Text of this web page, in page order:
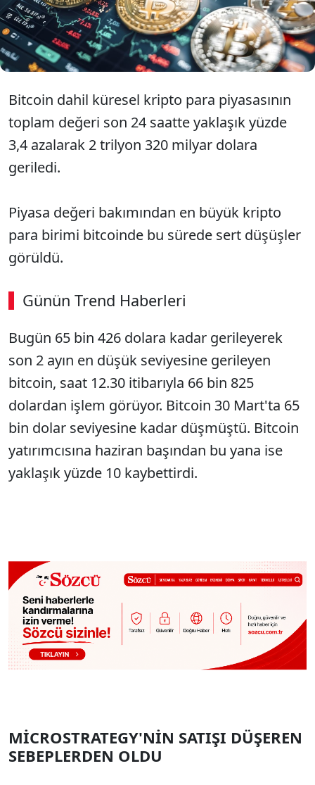
olan 65 bin 426 dolara kadar geriledi.
Bitcoin dahil küresel kripto para piyasasının
toplam değeri son 24 saatte yaklaşık yüzde
3,4 azalarak 2 trilyon 320 milyar dolara
geriledi.
Piyasa değeri bakımından en büyük kripto
para birimi bitcoinde bu sürede sert düşüşler
görüldü.
Günün Trend Haberleri
Bugün 65 bin 426 dolara kadar gerileyerek
son 2 ayın en düşük seviyesine gerileyen
bitcoin, saat 12.30 itibarıyla 66 bin 825
dolardan işlem görüyor. Bitcoin 30 Mart'ta 65
bin dolar seviyesine kadar düşmüştü. Bitcoin
yatırımcısına haziran başından bu yana ise
yaklaşık yüzde 10 kaybettirdi.
MİCROSTRATEGY'NİN SATIŞI DÜŞEREN
SEBEPLERDEN OLDU